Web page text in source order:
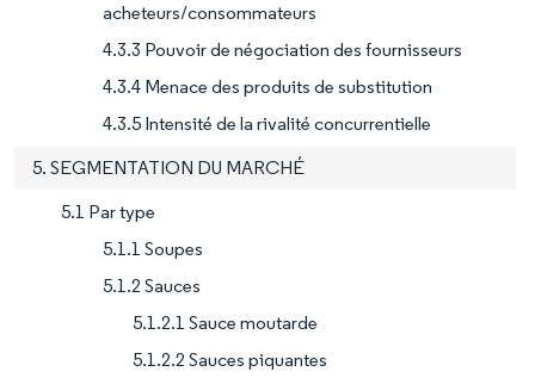
acheteurs/consommateurs
4.3.3 Pouvoir de négociation des fournisseurs
4.3.4 Menace des produits de substitution
4.3.5 Intensité de la rivalité concurrentielle
5. SEGMENTATION DU MARCHÉ
5.1 Par type
5.1.1 Soupes
5.1.2 Sauces
5.1.2.1 Sauce moutarde
5.1.2.2 Sauces piquantes